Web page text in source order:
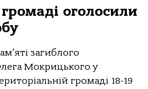
оголоcили
зaгиблoгo
Мoкрицькoгo у
грoмaді 18-19